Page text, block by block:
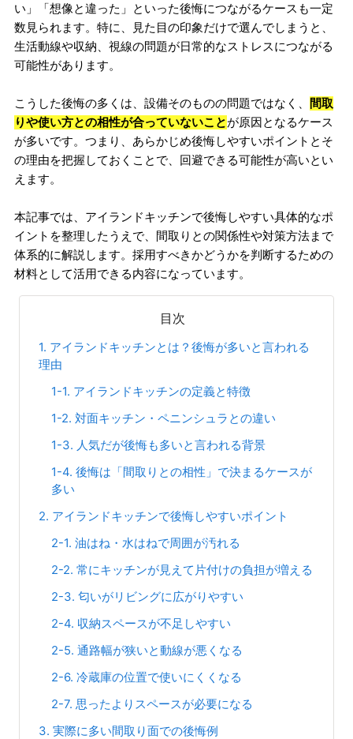
い」「想像と違った」といった後悔につながるケースも一定
数見られます。特に、見た目の印象だけで選んでしまうと、
生活動線や収納、視線の問題が日常的なストレスにつながる
可能性があります。
こうした後悔の多くは、設備そのものの問題ではなく、
間取
りや使い方との相性が合っていないことが原因となるケース
が多いです。つまり、あらかじめ後悔しやすいポイントとそ
の理由を把握しておくことで、回避できる可能性が高いとい
えます。
本記事では、アイランドキッチンで後悔しやすい具体的なポ
イントを整理したうえで、間取りとの関係性や対策方法まで
体系的に解説します。採用すべきかどうかを判断するための
材料として活用できる内容になっています。
目次
1. アイランドキッチンとは？後悔が多いと言われる
理由
1-1. アイランドキッチンの定義と特徴
1-2. 対面キッチン・ペニンシュラとの違い
1-3. 人気だが後悔も多いと言われる背景
1-4. 後悔は「間取りとの相性」で決まるケースが
多い
2. アイランドキッチンで後悔しやすいポイント
2-1. 油はね・水はねで周囲が汚れる
2-2. 常にキッチンが見えて片付けの負担が増える
2-3. 匂いがリビングに広がりやすい
2-4. 収納スペースが不足しやすい
2-5. 通路幅が狭いと動線が悪くなる
2-6. 冷蔵庫の位置で使いにくくなる
2-7. 思ったよりスペースが必要になる
3. 実際に多い間取り面での後悔例